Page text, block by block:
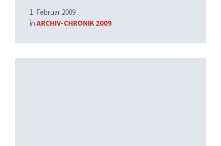
1. Februar 2009
in ARCHIV-CHRONIK 2009
Read